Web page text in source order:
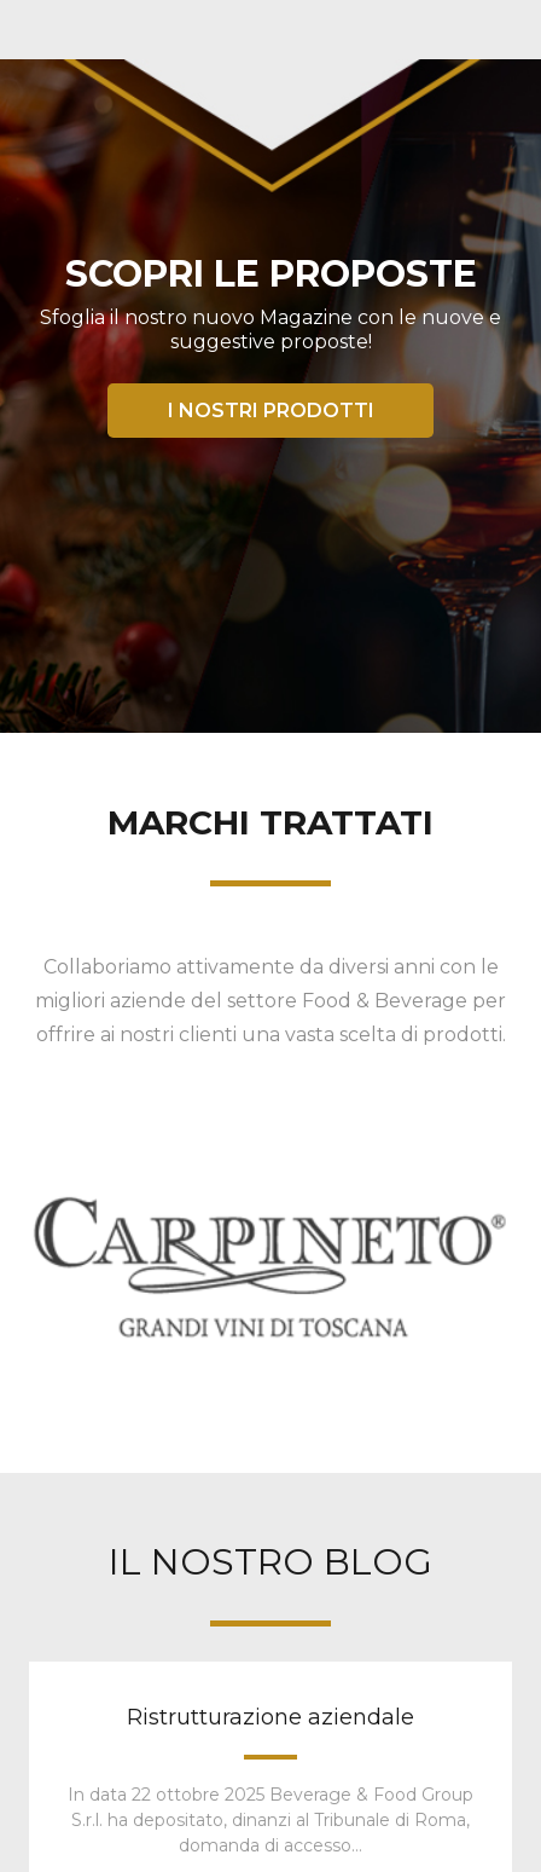
SCOPRI LE PROPOSTE
Sfoglia il nostro nuovo Magazine con le nuove e
suggestive proposte!
I NOSTRI PRODOTTI
MARCHI TRATTATI
Collaboriamo attivamente da diversi anni con le
migliori aziende del settore Food & Beverage per
offrire ai nostri clienti una vasta scelta di prodotti.
IL NOSTRO BLOG
Ristrutturazione aziendale
In data 22 ottobre 2025 Beverage & Food Group
S.r.l. ha depositato, dinanzi al Tribunale di Roma,
domanda di accesso…